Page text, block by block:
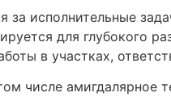
за исполнительные
для глубокого
в участках,
числе амигдалярное